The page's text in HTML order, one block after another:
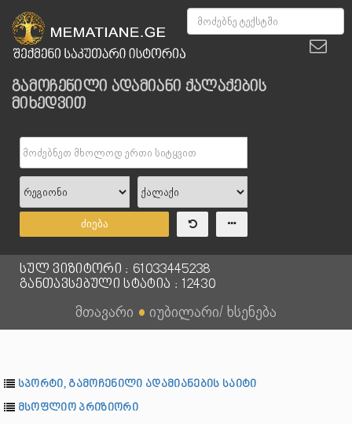
გამოჩენილი ადამიანი ქალაქების
მიხედვით
ძიება
სულ ვიზიტორი : 61033445238
განთავსებული სტატია : 12430
მთავარი ● იუბილარი/ ხსენება
სპორტი, გამოჩენილი ადამიანების საიტი
მსოფლიო პრიზიორი